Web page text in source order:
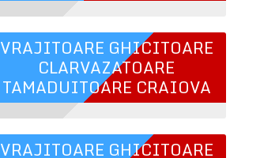
VRAJITOARE GHICITOARE
CLARVAZATOARE
TAMADUITOARE CRAIOVA
VRAJITOARE GHICITOARE